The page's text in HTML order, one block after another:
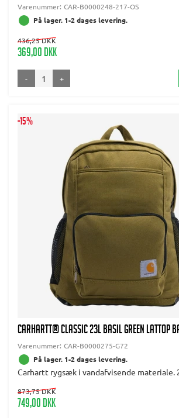
Varenummer: CAR-B0000248-217-OS
På lager. 1-2 dages levering.
436,25 DKK
369,00 DKK
- +
-15%
CARHARTT® CLASSIC 23L BASIL GREEN LATTOP
Varenummer: CAR-B0000275-G72
På lager. 1-2 dages levering.
Carhartt rygsæk i vandafvisende materiale.
873,75 DKK
749,00 DKK